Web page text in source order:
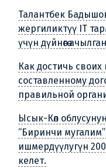
Талантбек
жергиликтүү IT
үчүн дүйнөгө
Как достичь
составленному
правильной
Ысык-Көл
“Биринчи
ишмердүүлугүн
келет.